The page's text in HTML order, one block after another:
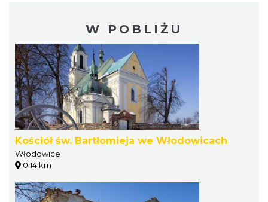
W POBLIŻU
Kościół św. Bartłomieja we Włodowicach
Włodowice
0.14 km